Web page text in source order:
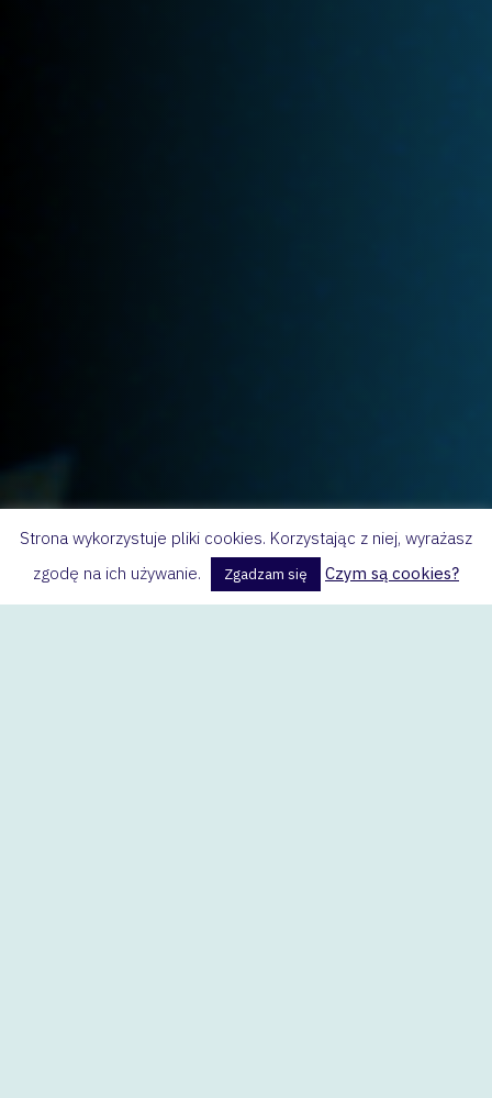
Strona wykorzystuje pliki cookies. Korzystając z niej, wyrażasz
zgodę na ich używanie.
Zgadzam się Czym są cookies?